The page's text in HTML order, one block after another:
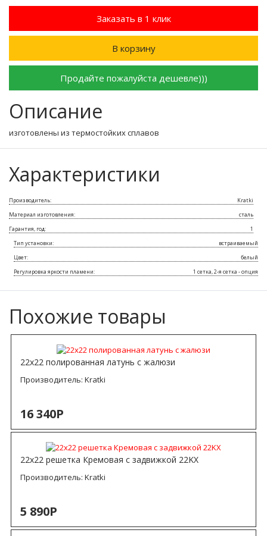
Заказать в 1 клик
В корзину
Продайте пожалуйста дешевле)))
Описание
изготовлены из термостойких сплавов
Характеристики
Производитель:
Kratki
Материал изготовления:
сталь
Гарантия, год:
1
Тип установки:
встраиваемый
Цвет:
белый
Регулировка яркости пламени:
1 сетка, 2-я сетка - опция
Похожие товары
22х22 полированная латунь с жалюзи
Производитель: Kratki
16 340Р
22х22 решетка Кремовая с задвижкой 22KX
Производитель: Kratki
5 890Р